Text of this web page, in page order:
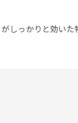
しっかりと効いた